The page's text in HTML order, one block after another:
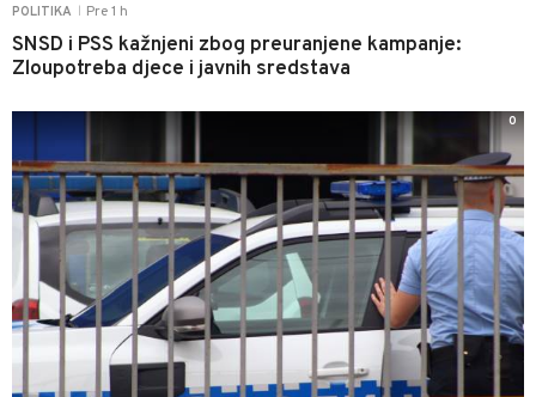
POLITIKA Pre 1 h
SNSD i PSS kažnjeni zbog preuranjene kampanje:
Zloupotreba djece i javnih sredstava
0